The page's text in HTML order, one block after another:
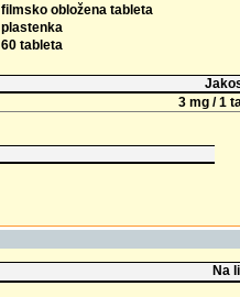
filmsko obložena tableta
plastenka
60 tableta
3 mg / 1
Na